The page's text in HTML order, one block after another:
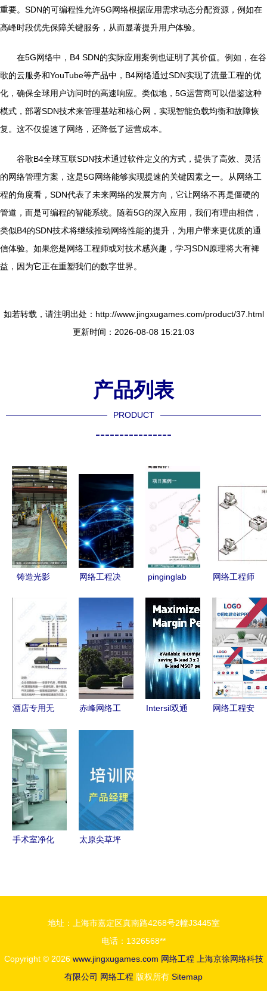
重要。SDN的可编程性允许5G网络根据应用需求动态分配资源，例如在
高峰时段优先保障关键服务，从而显著提升用户体验。
在5G网络中，B4 SDN的实际应用案例也证明了其价值。例如，在谷
歌的云服务和YouTube等产品中，B4网络通过SDN实现了流量工程的优
化，确保全球用户访问时的高速响应。类似地，5G运营商可以借鉴这种
模式，部署SDN技术来管理基站和核心网，实现智能负载均衡和故障恢
复。这不仅提速了网络，还降低了运营成本。
谷歌B4全球互联SDN技术通过软件定义的方式，提供了高效、灵活
的网络管理方案，这是5G网络能够实现提速的关键因素之一。从网络工
程的角度看，SDN代表了未来网络的发展方向，它让网络不再是僵硬的
管道，而是可编程的智能系统。随着5G的深入应用，我们有理由相信，
类似B4的SDN技术将继续推动网络性能的提升，为用户带来更优质的通
信体验。如果您是网络工程师或对技术感兴趣，学习SDN原理将大有裨
益，因为它正在重塑我们的数字世界。
如若转载，请注明出处：http://www.jingxugames.com/product/37.html
更新时间：2026-08-08 15:21:03
产品列表
PRODUCT
----------------
铸造光影
制造业摄影
与网络工程
的视觉叙事
网络工程决
点解析
pinginglab
构建高可用
企业网络的
经典案例剖
析
网络工程师
备考要点
——以
2014年上
半年上午试
题为例
酒店专用无
方案设计与
实施指南
赤峰网络工
Intersil双通
网络工程安
手术室净化
的专业实践
太原尖草坪
地址：上海市嘉定区真南路4268号2幢J3445室
电话：1326568**
Copyright © 2026 www.jingxugames.com 网络工程
上海京徐网络科技
有限公司 网络工程 版权所有 Sitemap